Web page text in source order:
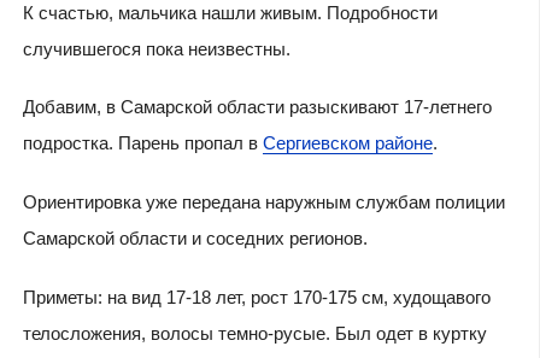
К счастью, мальчика нашли живым. Подробности
случившегося пока неизвестны.
Добавим, в Самарской области разыскивают 17-летнего
подростка. Парень пропал в Сергиевском районе.
Ориентировка уже передана наружным службам полиции
Самарской области и соседних регионов.
Приметы: на вид 17-18 лет, рост 170-175 см, худощавого
телосложения, волосы темно-русые. Был одет в куртку